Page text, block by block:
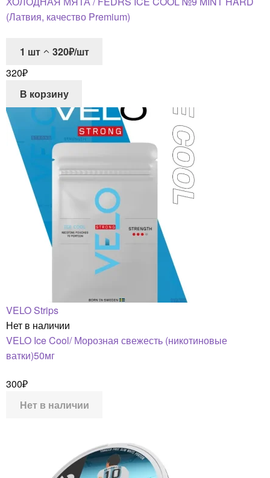
(Латвия, качество Premium)
1 шт
320₽/шт
320₽
В корзину
VELO Strips
Нет в наличии
VELO Ice Cool/ Морозная свежесть (никотиновые
ватки)50мг
300₽
Нет в наличии